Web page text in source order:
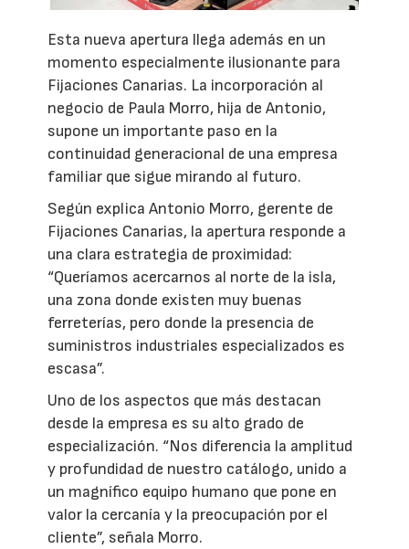
Esta nueva apertura llega además en un
momento especialmente ilusionante para
Fijaciones Canarias. La incorporación al
negocio de Paula Morro, hija de Antonio,
supone un importante paso en la
continuidad generacional de una empresa
familiar que sigue mirando al futuro.
Según explica Antonio Morro, gerente de
Fijaciones Canarias, la apertura responde a
una clara estrategia de proximidad:
“Queríamos acercarnos al norte de la isla,
una zona donde existen muy buenas
ferreterías, pero donde la presencia de
suministros industriales especializados es
escasa”.
Uno de los aspectos que más destacan
desde la empresa es su alto grado de
especialización. “Nos diferencia la amplitud
y profundidad de nuestro catálogo, unido a
un magnífico equipo humano que pone en
valor la cercanía y la preocupación por el
cliente”, señala Morro.